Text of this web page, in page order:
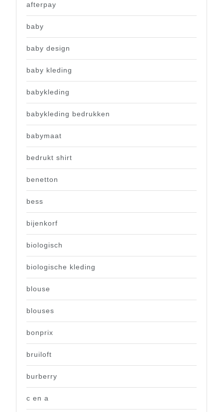
afterpay
baby
baby design
baby kleding
babykleding
babykleding bedrukken
babymaat
bedrukt shirt
benetton
bess
bijenkorf
biologisch
biologische kleding
blouse
blouses
bonprix
bruiloft
burberry
c en a